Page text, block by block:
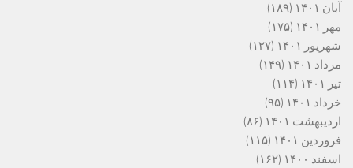
آبان ۱۴۰۱
(۱۸۹)
مهر ۱۴۰۱
(۱۷۵)
شهریور ۱۴۰۱
(۱۲۷)
مرداد ۱۴۰۱
(۱۴۹)
تیر ۱۴۰۱
(۱۱۴)
خرداد ۱۴۰۱
(۹۵)
اردیبهشت ۱۴۰۱
(۸۶)
فروردین ۱۴۰۱
(۱۱۵)
اسفند ۱۴۰۰
(۱۶۲)